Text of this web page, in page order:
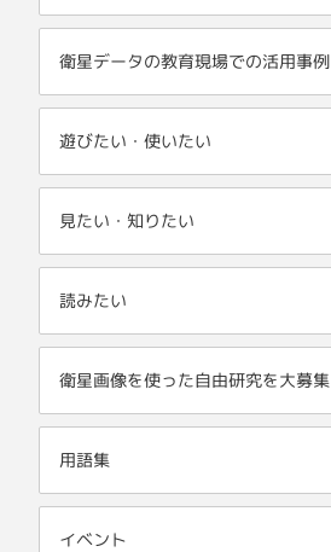
衛星データの教育現場での活用事例
遊びたい・使いたい
見たい・知りたい
読みたい
衛星画像を使った自由研究を大募集
用語集
イベント